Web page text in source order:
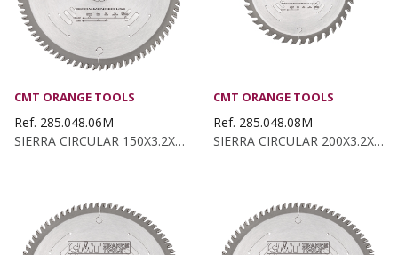
CMT ORANGE TOOLS
Ref. 285.048.06M
SIERRA CIRCULAR 150X3.2X30 Z:48 ATB 15°
CMT ORANGE TOOLS
Ref. 285.048.08M
SIERRA CIRCULAR 200X3.2X30 Z:48 ATB 15°